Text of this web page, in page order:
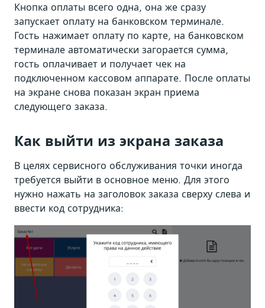
Кнопка оплаты всего одна, она же сразу
запускает оплату на банковском терминале.
Гость нажимает оплату по карте, на банковском
терминале автоматически загорается сумма,
гость оплачивает и получает чек на
подключенном кассовом аппарате. После оплаты
на экране снова показан экран приема
следующего заказа.
Как выйти из экрана заказа
В целях сервисного обслуживания точки иногда
требуется выйти в основное меню. Для этого
нужно нажать на заголовок заказа сверху слева и
ввести код сотрудника: